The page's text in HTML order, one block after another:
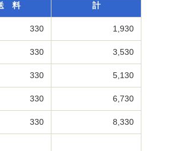
料 計
330 1,930
330 3,530
330 5,130
330 6,730
330 8,330